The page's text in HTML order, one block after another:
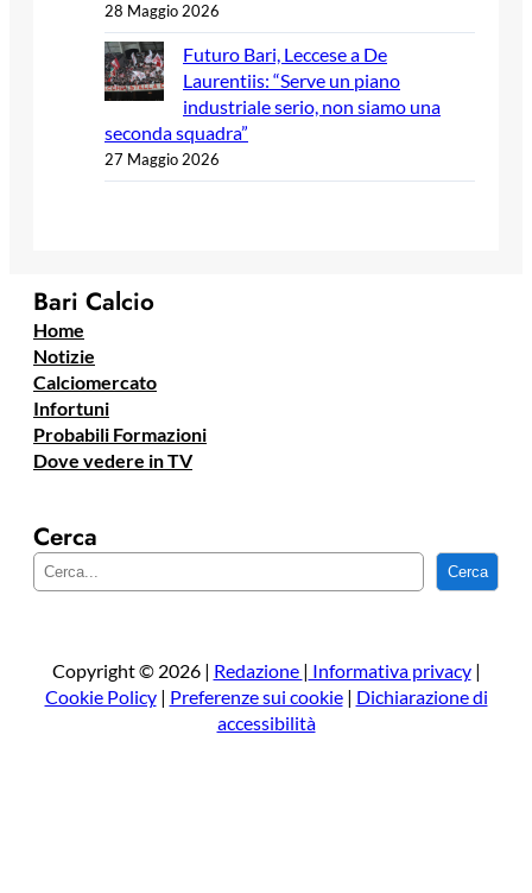
28 Maggio 2026
Futuro Bari, Leccese a De
Laurentiis: “Serve un piano
industriale serio, non siamo una
seconda squadra”
27 Maggio 2026
Bari Calcio
Home
Notizie
Calciomercato
Infortuni
Probabili Formazioni
Dove vedere in TV
Cerca
e
a
Cerca
Copyright © 2026 | Redazione | Informativa privacy|
Cookie Policy| Preferenze sui cookie| Dichiarazione di
accessibilità